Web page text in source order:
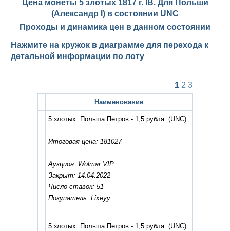
Цена монеты 5 злотых 1817 г. IB. Для Польши
(Александр I) в состоянии UNC
Проходы и динамика цен в данном состоянии
Нажмите на кружок в диаграмме для перехода к
детальной информации по лоту
1 2 3
Наименование
5 злотых. Польша Петров - 1,5 рубля. (UNC)
Итоговая цена: 181027
Аукцион: Wolmar VIP
Закрыт: 14.04.2022
Число ставок: 51
Покупатель: Lixeyy
5 злотых. Польша Петров - 1,5 рубля. (UNC)